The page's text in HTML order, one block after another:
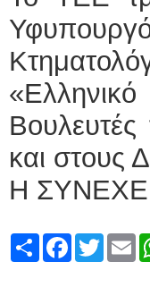
και στους
Η
ShareFacebook
Twitter